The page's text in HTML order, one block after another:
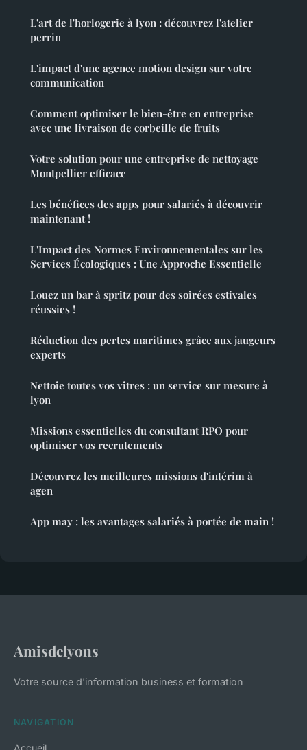
L'art de l'horlogerie à lyon : découvrez l'atelier
perrin
L'impact d'une agence motion design sur votre
communication
Comment optimiser le bien-être en entreprise
avec une livraison de corbeille de fruits
Votre solution pour une entreprise de nettoyage
Montpellier efficace
Les bénéfices des apps pour salariés à découvrir
maintenant !
L'Impact des Normes Environnementales sur les
Services Écologiques : Une Approche Essentielle
Louez un bar à spritz pour des soirées estivales
réussies !
Réduction des pertes maritimes grâce aux jaugeurs
experts
Nettoie toutes vos vitres : un service sur mesure à
lyon
Missions essentielles du consultant RPO pour
optimiser vos recrutements
Découvrez les meilleures missions d'intérim à
agen
App may : les avantages salariés à portée de main !
Amisdelyons
Votre source d'information business et formation
NAVIGATION